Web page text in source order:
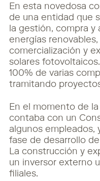
En esta novedosa
de una entidad que
la gestión, compra y
energías
comercialización y
solares
100% de varias
tramitando
En el momento de
contaba con un
algunosempleados,
fase de desarrollo
La construcción y
un inversor externo
filiales.